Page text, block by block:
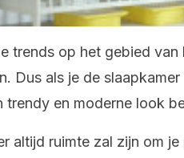
trends op het gebied
Dus als je de
trendy en moderne look
altijd ruimte zal zijn om